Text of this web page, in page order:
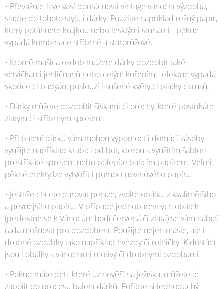
• Převažuje-li ve vaší domácnosti vintage vánoční výzdoba,
slaďte do tohoto stylu i dárky. Použijte například režný papír,
který potáhnete krajkou nebo lesklými stuhami - pěkně
vypadá kombinace stříbrné a starorůžové.
• Kromě mašlí a ozdob můžete dárky dozdobit také
větvičkami jehličnanů nebo celým kořením - efektně vypadá
skořice či badyán, poslouží i sušené květy či plátky citrusů.
• Dárky můžete dozdobit šiškami či ořechy, které postříkáte
zlatým či stříbrným sprejem.
• Při balení dárků vám mohou vypomoct i domácí zásoby -
využijte například krabici od bot, kterou s využitím šablon
přestříkáte sprejem nebo polepíte balicím papírem. Velmi
pěkné efekty lze vytvořit i pomocí novinového papíru.
• Jestliže chcete darovat peníze, zvolte obálku z kvalitnějšího
a pevnějšího papíru. V případě jednobarevných obálek
(perfektně se k Vánocům hodí červená či zlatá) se vám nabízí
řada možností pro dozdobení. Použijte nejen mašle, ale i
drobné ozdůbky jako například hvězdy či rolničky. K dostání
jsou i obálky s vánočními motivy či drobnými ozdobami.
• Pokud máte děti, které už nevěří na Ježíška, můžete je
zapojit do procesu balení dárků. Pořiďte si jednoduchý